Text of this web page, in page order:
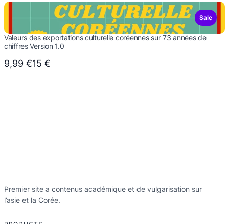
Sale
Valeurs des exportations culturelle coréennes sur 73 années de
chiffres Version 1.0
9,99 €Compare
15 €
Premier site a contenus académique et de vulgarisation sur
l’asie et la Corée.